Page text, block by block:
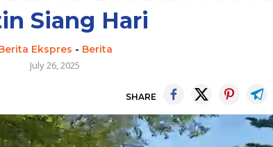
Siang Hari
Ekspres - Berita
July 26, 2025
SHARE